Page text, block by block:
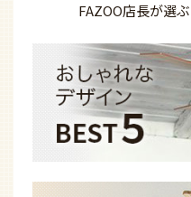
FAZOO店長が選ぶ